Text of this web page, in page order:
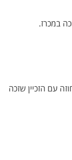
החוזה עם הזכיין שזכה